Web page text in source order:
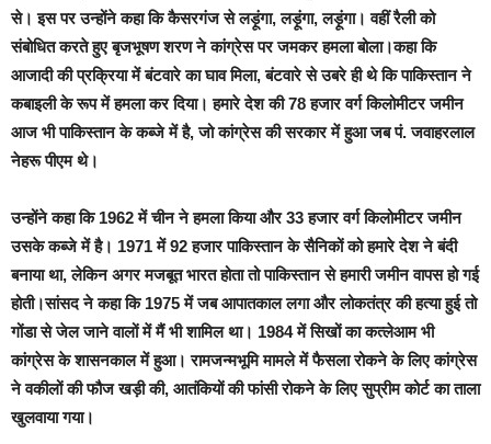
से। इस पर उन्होंने कहा कि कैसरगंज से लड़ूंगा, लड़ूंगा, लड़ूंगा। वहीं रैली को
संबोधित करते हुए बृजभूषण शरण ने कांग्रेस पर जमकर हमला बोला।कहा कि
आजादी की प्रक्रिया में बंटवारे का घाव मिला, बंटवारे से उबरे ही थे कि पाकिस्तान ने
कबाइली के रूप में हमला कर दिया। हमारे देश की 78 हजार वर्ग किलोमीटर जमीन
आज भी पाकिस्तान के कब्जे में है, जो कांग्रेस की सरकार में हुआ जब पं. जवाहरलाल
नेहरू पीएम थे।
उन्होंने कहा कि 1962 में चीन ने हमला किया और 33 हजार वर्ग किलोमीटर जमीन
उसके कब्जे में है। 1971 में 92 हजार पाकिस्तान के सैनिकों को हमारे देश ने बंदी
बनाया था, लेकिन अगर मजबूत भारत होता तो पाकिस्तान से हमारी जमीन वापस हो गई
होती।सांसद ने कहा कि 1975 में जब आपातकाल लगा और लोकतंत्र की हत्या हुई तो
गोंडा से जेल जाने वालों में मैं भी शामिल था। 1984 में सिखों का कत्लेआम भी
कांग्रेस के शासनकाल में हुआ। रामजन्मभूमि मामले में फैसला रोकने के लिए कांग्रेस
ने वकीलों की फौज खड़ी की, आतंकियों की फांसी रोकने के लिए सुप्रीम कोर्ट का ताला
खुलवाया गया।